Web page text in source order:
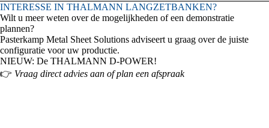
INTERESSE IN THALMANN LANGZETBANKEN?
Wilt u meer weten over de mogelijkheden of een demonstratie
plannen?
Pasterkamp Metal Sheet Solutions adviseert u graag over de juiste
configuratie voor uw productie.
NIEUW: De THALMANN D-POWER!
👉 Vraag direct advies aan of plan een afspraak